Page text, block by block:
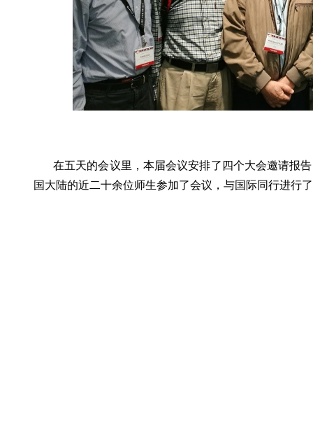
在五天的会议里，本届会议安排了四个大会邀请报
国大陆的近二十余位师生参加了会议，与国际同行进行